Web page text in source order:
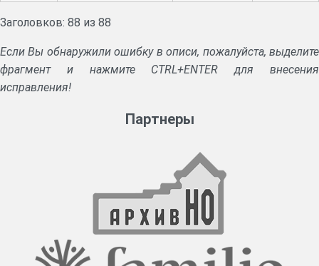
Заголовков: 88 из 88
Если Вы обнаружили ошибку в описи, пожалуйста, выделите
фрагмент и нажмите CTRL+ENTER для внесения
исправления!
Партнеры